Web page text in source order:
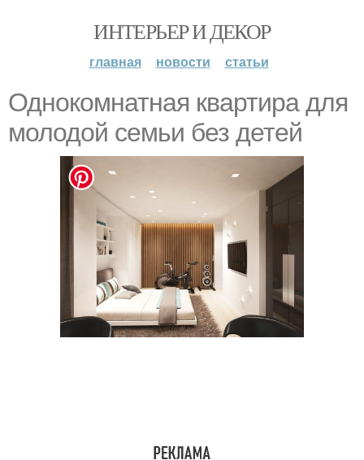
ИНТЕРЬЕР И ДЕКОР
главная новости статьи
Однокомнатная квартира для
молодой семьи без детей